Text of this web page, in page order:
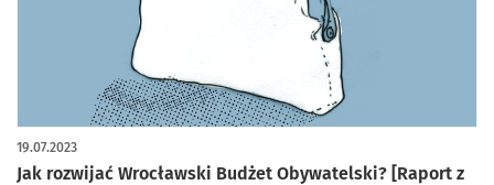
Jak rozwijać Wrocławski Budżet Obywatelski? [Raport z
19.07.2023